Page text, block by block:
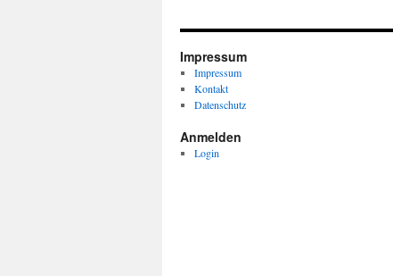
Impressum
Impressum
Kontakt
Datenschutz
Anmelden
Login